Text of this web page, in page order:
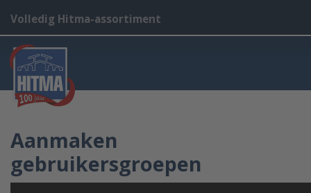
Volledig Hitma-assortiment
Aanmaken
gebruikersgroepen